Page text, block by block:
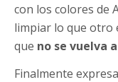
con los colores de
limpiar lo que otro
que no se vuelva
Finalmente